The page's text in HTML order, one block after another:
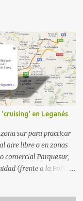
en Leganés
sur para practicar
aire libre o en zonas
comercial Parquesur,
(frente a la Policía